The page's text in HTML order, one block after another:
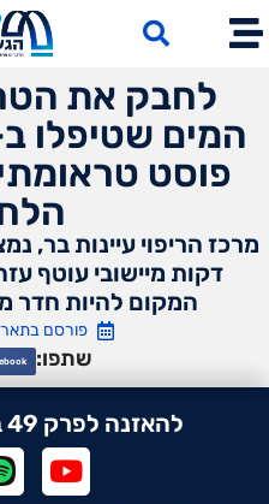
לחבק את
פוסט
המקום להיות חדר
פורסם בתאריך: 10/
שתפו:
להאזנה לפרק 49 בכל הפלטפורמות: